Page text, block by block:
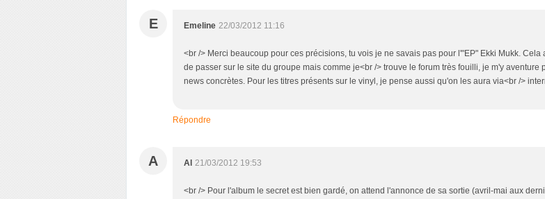
E Emeline 22/03/2012 11:16
<br /> Merci beaucoup pour ces précisions, tu vois je ne savais pas pour l'"EP" Ekki Mukk.
de passer sur le site du groupe mais comme je<br /> trouve le forum très fouilli, je m'y
news concrètes. Pour les titres présents sur le vinyl, je pense aussi qu'on les aura via<br />
Répondre
A Al 21/03/2012 19:53
<br /> Pour l'album le secret est bien gardé, on attend l'annonce de sa sortie (avril-mai aux